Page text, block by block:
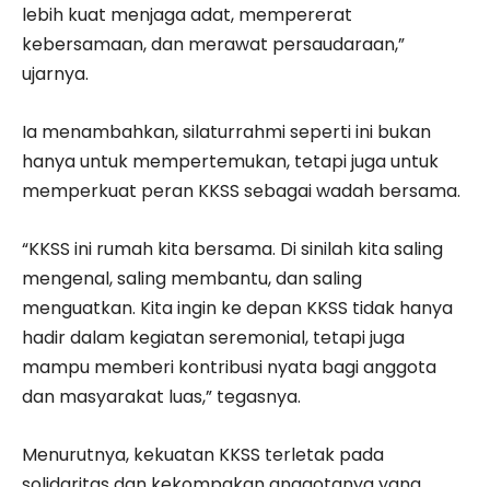
lebih kuat menjaga adat, mempererat
kebersamaan, dan merawat persaudaraan,”
ujarnya.
Ia menambahkan, silaturrahmi seperti ini bukan
hanya untuk mempertemukan, tetapi juga untuk
memperkuat peran KKSS sebagai wadah bersama.
“KKSS ini rumah kita bersama. Di sinilah kita saling
mengenal, saling membantu, dan saling
menguatkan. Kita ingin ke depan KKSS tidak hanya
hadir dalam kegiatan seremonial, tetapi juga
mampu memberi kontribusi nyata bagi anggota
dan masyarakat luas,” tegasnya.
Menurutnya, kekuatan KKSS terletak pada